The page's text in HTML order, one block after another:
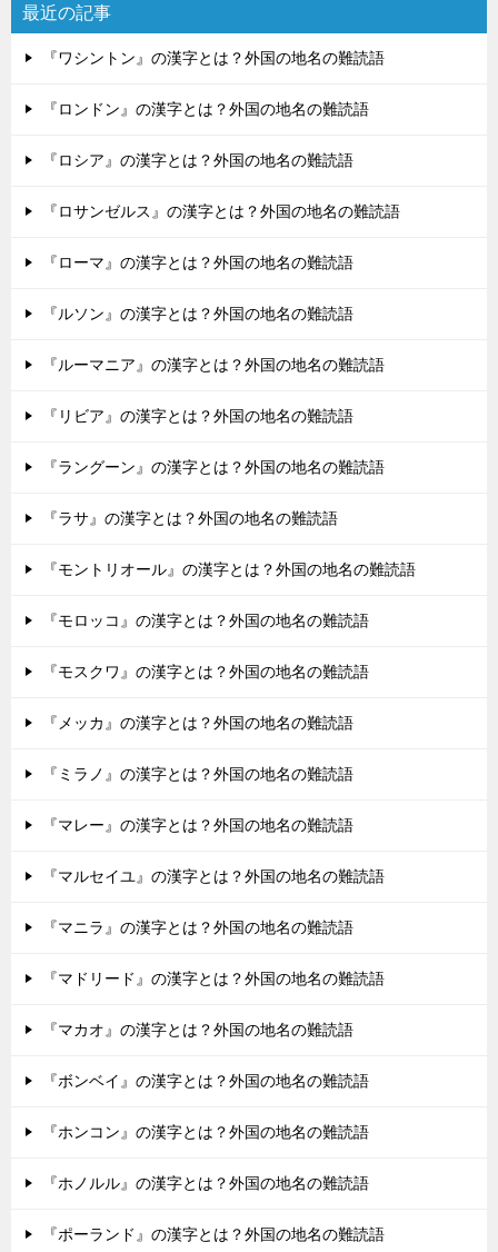
最近の記事
『ワシントン』の漢字とは？外国の地名の難読語
『ロンドン』の漢字とは？外国の地名の難読語
『ロシア』の漢字とは？外国の地名の難読語
『ロサンゼルス』の漢字とは？外国の地名の難読語
『ローマ』の漢字とは？外国の地名の難読語
『ルソン』の漢字とは？外国の地名の難読語
『ルーマニア』の漢字とは？外国の地名の難読語
『リビア』の漢字とは？外国の地名の難読語
『ラングーン』の漢字とは？外国の地名の難読語
『ラサ』の漢字とは？外国の地名の難読語
『モントリオール』の漢字とは？外国の地名の難読語
『モロッコ』の漢字とは？外国の地名の難読語
『モスクワ』の漢字とは？外国の地名の難読語
『メッカ』の漢字とは？外国の地名の難読語
『ミラノ』の漢字とは？外国の地名の難読語
『マレー』の漢字とは？外国の地名の難読語
『マルセイユ』の漢字とは？外国の地名の難読語
『マニラ』の漢字とは？外国の地名の難読語
『マドリード』の漢字とは？外国の地名の難読語
『マカオ』の漢字とは？外国の地名の難読語
『ボンベイ』の漢字とは？外国の地名の難読語
『ホンコン』の漢字とは？外国の地名の難読語
『ホノルル』の漢字とは？外国の地名の難読語
『ポーランド』の漢字とは？外国の地名の難読語